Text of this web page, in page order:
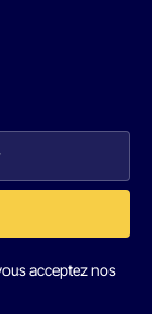
acceptez nos